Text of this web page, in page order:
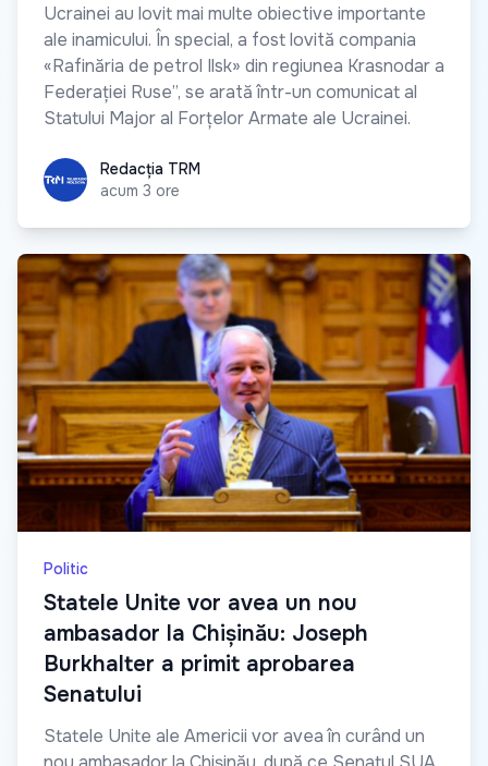
Ucrainei au lovit mai multe obiective importante
ale inamicului. În special, a fost lovită compania
«Rafinăria de petrol Ilsk» din regiunea Krasnodar a
Federației Ruse”, se arată într-un comunicat al
Statului Major al Forțelor Armate ale Ucrainei.
Redacția TRM
Redacția TRM
acum 3 ore
Politic
Statele Unite vor avea un nou
ambasador la Chișinău: Joseph
Burkhalter a primit aprobarea
Senatului
Statele Unite ale Americii vor avea în curând un